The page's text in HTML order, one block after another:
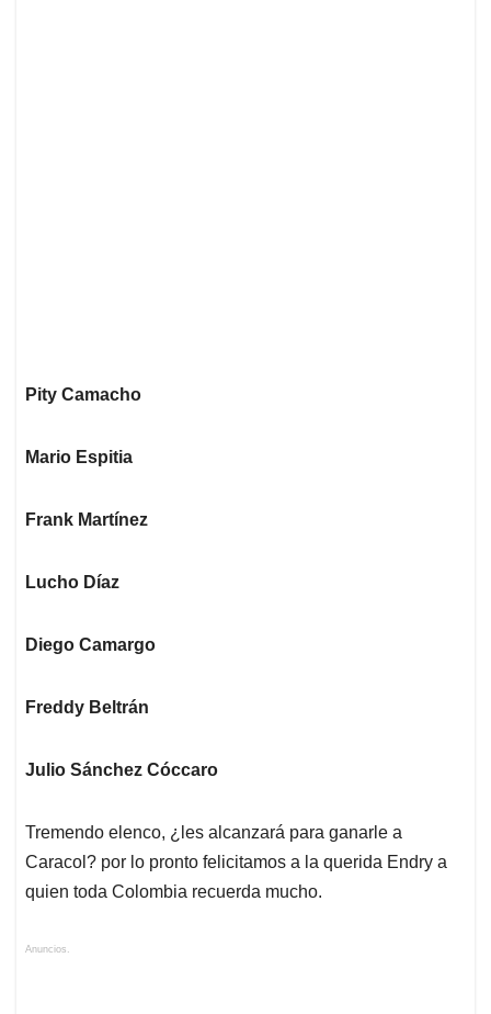
Pity Camacho
Mario Espitia
Frank Martínez
Lucho Díaz
Diego Camargo
Freddy Beltrán
Julio Sánchez Cóccaro
Tremendo elenco, ¿les alcanzará para ganarle a
Caracol? por lo pronto felicitamos a la querida Endry a
quien toda Colombia recuerda mucho.
Anuncios.